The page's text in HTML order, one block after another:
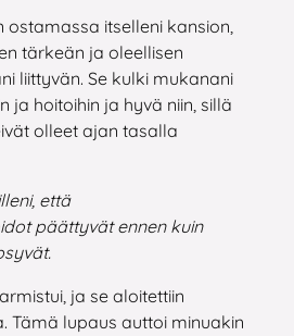
ostamassa itselleni kansion,
tärkeän ja oleellisen
liittyvän. Se kulki mukanani
ja hoitoihin ja hyvä niin, sillä
olleet ajan tasalla
että
päättyvät ennen kuin
ja se aloitettiin
Tämä lupaus auttoi minuakin